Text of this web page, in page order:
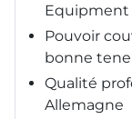
Equipment
Pouvoir
bonne
Qualité
Allemagne